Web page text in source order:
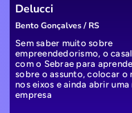
Delucci
Bento Gonçalves / RS
Sem saber muito sobre
empreendedorismo, o
com o Sebrae para
sobre o assunto, colocar o
nos eixos e ainda abrir uma
empresa